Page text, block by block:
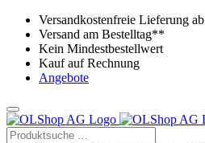
Versandkostenfreie Lieferung
Versand am Bestelltag**
Kein Mindestbestellwert
Kauf auf Rechnung
Angebote